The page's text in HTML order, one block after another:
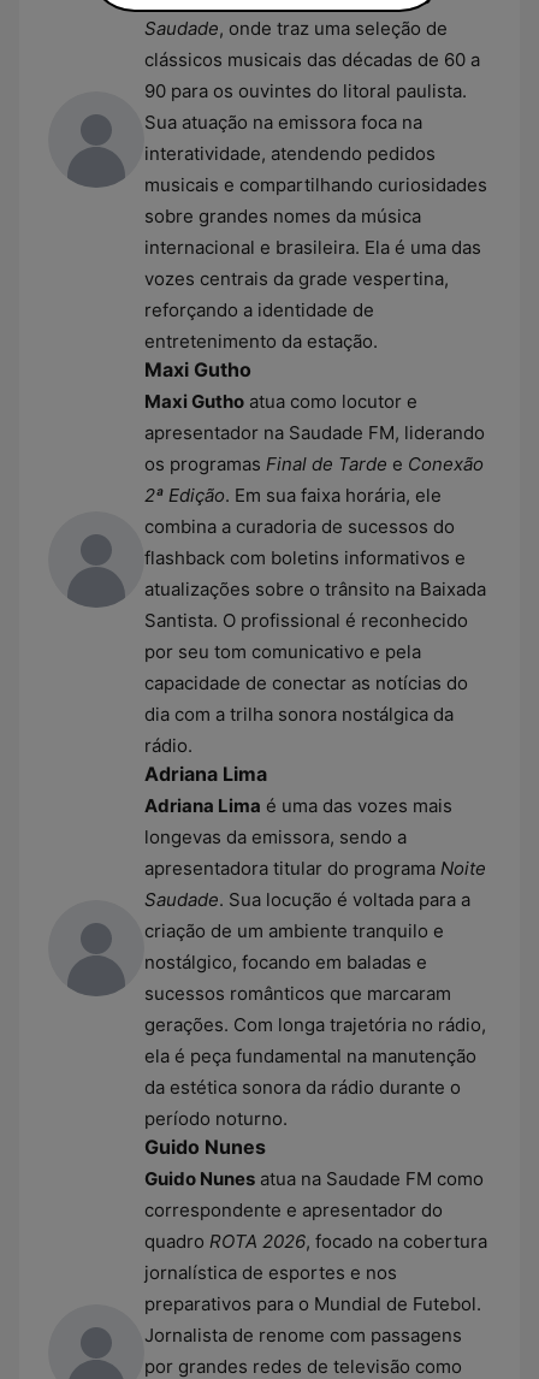
Saudade, onde traz uma seleção de
clássicos musicais das décadas de 60 a
90 para os ouvintes do litoral paulista.
Sua atuação na emissora foca na
interatividade, atendendo pedidos
musicais e compartilhando curiosidades
sobre grandes nomes da música
internacional e brasileira. Ela é uma das
vozes centrais da grade vespertina,
reforçando a identidade de
entretenimento da estação.
Maxi Gutho
Maxi Gutho atua como locutor e
apresentador na Saudade FM, liderando
os programas Final de Tarde e Conexão
2ª Edição. Em sua faixa horária, ele
combina a curadoria de sucessos do
flashback com boletins informativos e
atualizações sobre o trânsito na Baixada
Santista. O profissional é reconhecido
por seu tom comunicativo e pela
capacidade de conectar as notícias do
dia com a trilha sonora nostálgica da
rádio.
Adriana Lima
Adriana Lima é uma das vozes mais
longevas da emissora, sendo a
apresentadora titular do programa Noite
Saudade. Sua locução é voltada para a
criação de um ambiente tranquilo e
nostálgico, focando em baladas e
sucessos românticos que marcaram
gerações. Com longa trajetória no rádio,
ela é peça fundamental na manutenção
da estética sonora da rádio durante o
período noturno.
Guido Nunes
Guido Nunes atua na Saudade FM como
correspondente e apresentador do
quadro ROTA 2026, focado na cobertura
jornalística de esportes e nos
preparativos para o Mundial de Futebol.
Jornalista de renome com passagens
por grandes redes de televisão como